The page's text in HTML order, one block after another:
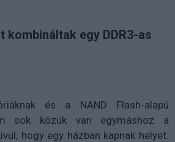
kombináltak egy DDR3-as
és a NAND Flash-alapú
sok közük van egymáshoz a
hogy egy házban kapnak helyet.